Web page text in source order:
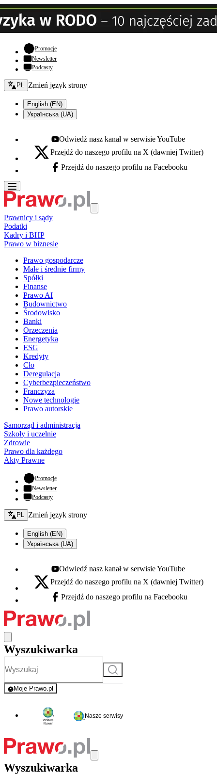
Promocje- otwiera się w nowej karcie
Newsletter
Podcasty
Zmień język - bieżący:
PL Zmień język strony
English (EN)
Українська (UA)
Youtube - otwiera się w nowej karcie
Odwiedź nasz kanał w serwisie YouTube
X - otwiera się w nowej karcie
Przejdź do naszego profilu na X (dawniej Twitter)
Facebook - otwiera się w nowej karcie
Przejdź do naszego profilu na Facebooku
Prawnicy i sądy
Podatki
Kadry i BHP
Prawo w biznesie
Prawo gospodarcze
Małe i średnie firmy
Spółki
Finanse
Prawo AI
Budownictwo
Środowisko
Banki
Orzeczenia
Energetyka
ESG
Kredyty
Cło
Deregulacja
Cyberbezpieczeństwo
Franczyza
Nowe technologie
Prawo autorskie
Samorząd i administracja
Szkoły i uczelnie
Zdrowie
Prawo dla każdego
Akty Prawne
Promocje- otwiera się w nowej karcie
Newsletter
Podcasty
Zmień język - bieżący:
PL Zmień język strony
English (EN)
Українська (UA)
Youtube - otwiera się w nowej karcie
Odwiedź nasz kanał w serwisie YouTube
X - otwiera się w nowej karcie
Przejdź do naszego profilu na X (dawniej Twitter)
Facebook - otwiera się w nowej karcie
Przejdź do naszego profilu na Facebooku
Wyszukiwarka
Szukaj
Moje Prawo.pl
- rejestracja i logowanie do serwisu
Nasze serwisy
Wyszukiwarka